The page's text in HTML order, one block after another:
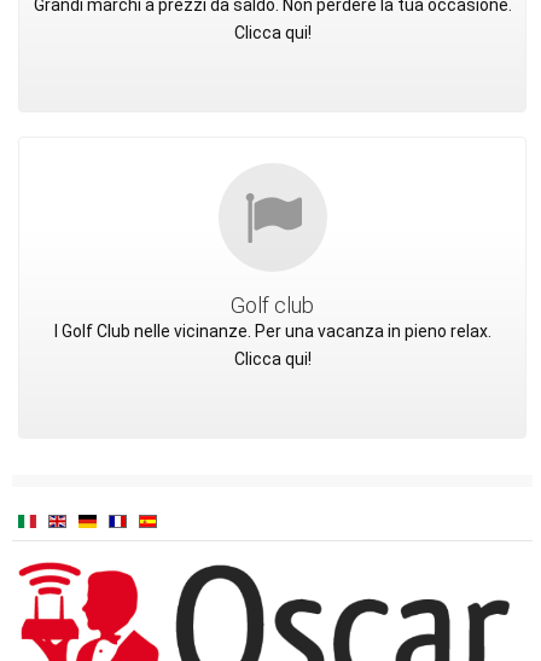
Grandi marchi a prezzi da saldo. Non perdere la tua occasione.
Clicca qui!
Golf club
I Golf Club nelle vicinanze. Per una vacanza in pieno relax.
Clicca qui!